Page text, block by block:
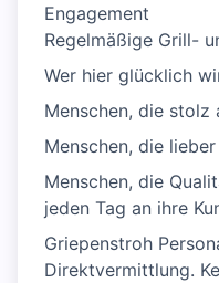
Engagement
Regelmäßige Grill-
Wer hier glücklich
Menschen, die stolz
Menschen, die
Menschen, die
jeden Tag an ihre
Griepenstroh
Direktvermittlung.